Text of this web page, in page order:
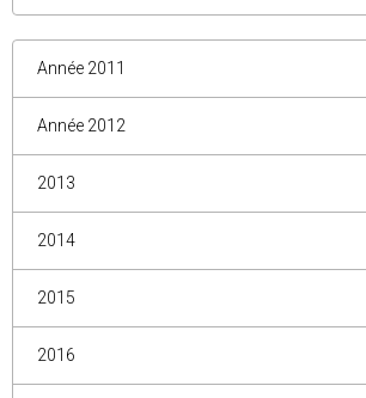
Année 2011
Année 2012
2013
2014
2015
2016